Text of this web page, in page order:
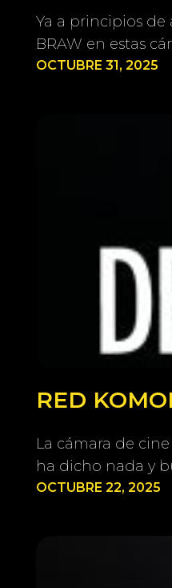
Ya a principios de
BRAW en estas
OCTUBRE 31, 2025
RED
La cámara de
ha dicho nada y
OCTUBRE 22, 2025